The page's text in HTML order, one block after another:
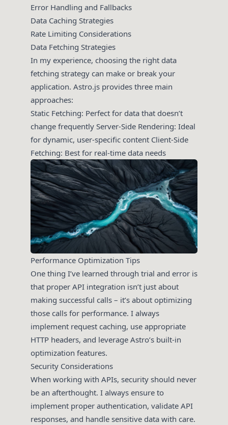
Error Handling and Fallbacks
Data Caching Strategies
Rate Limiting Considerations
Data Fetching Strategies
In my experience, choosing the right data
fetching strategy can make or break your
application. Astro.js provides three main
approaches:
Static Fetching: Perfect for data that doesn’t
change frequently Server-Side Rendering: Ideal
for dynamic, user-specific content Client-Side
Fetching: Best for real-time data needs
Performance Optimization Tips
One thing I’ve learned through trial and error is
that proper API integration isn’t just about
making successful calls – it’s about optimizing
those calls for performance. I always
implement request caching, use appropriate
HTTP headers, and leverage Astro’s built-in
optimization features.
Security Considerations
When working with APIs, security should never
be an afterthought. I always ensure to
implement proper authentication, validate API
responses, and handle sensitive data with care.